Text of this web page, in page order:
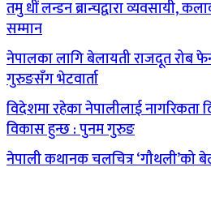
तमु धीं लन्डन ब्रान्चद्वारा व्यवसायी,
सम्मान
नेपालका लागि बेलायती राजदूत रोब
गुरुङसँग भेटवार्ता
विदेशमा रहेका नेपालीलाई नागरिकता
विकास हुन्छ : पुनम गुरुङ
नेपाली कथानक चलचित्र ‘गौथली’को